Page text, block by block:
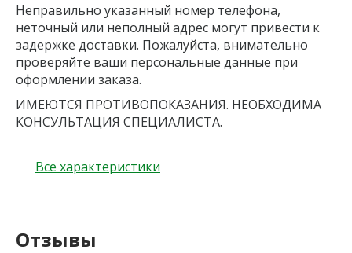
Неправильно указанный номер телефона,
неточный или неполный адрес могут привести к
задержке доставки. Пожалуйста, внимательно
проверяйте ваши персональные данные при
оформлении заказа.
ИМЕЮТСЯ ПРОТИВОПОКАЗАНИЯ. НЕОБХОДИМА
КОНСУЛЬТАЦИЯ СПЕЦИАЛИСТА.
Все характеристики
Отзывы